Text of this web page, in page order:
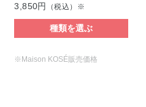
3,850円 （税込）※
種類を選ぶ
※Maison KOSÉ販売価格